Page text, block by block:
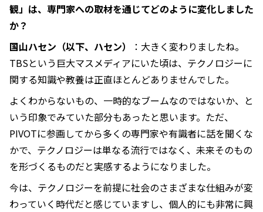
観」は、専門家への取材を通じてどのように変化しました
か？
国山ハセン（以下、ハセン）
：大きく変わりましたね。
TBSという巨大マスメディアにいた頃は、テクノロジーに
関する知識や教養は正直ほとんどありませんでした。
よくわからないもの、一時的なブームなのではないか、と
いう印象でみていた部分もあったと思います。ただ、
PIVOTに参画してから多くの専門家や有識者に話を聞くな
かで、テクノロジーは単なる流行ではなく、未来そのもの
を形づくるものだと実感するようになりました。
今は、テクノロジーを前提に社会のさまざまな仕組みが変
わっていく時代だと感じていますし、個人的にも非常に興